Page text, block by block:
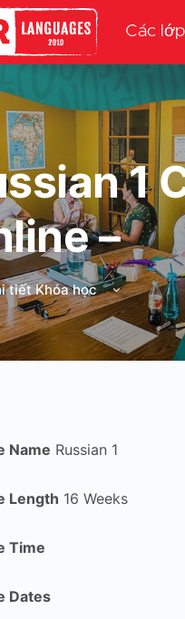
Các
1
–
tiết Khóa học
Name Russian 1
Length 16 Weeks
Time
Dates